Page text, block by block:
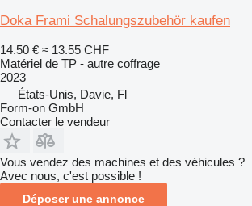
Doka Frami Schalungszubehör kaufen
14.50 € ≈ 13.55 CHF
Matériel de TP - autre coffrage
2023
États-Unis, Davie, Fl
Form-on GmbH
Contacter le vendeur
Vous vendez des machines et des véhicules ?
Avec nous, c'est possible !
Déposer une annonce